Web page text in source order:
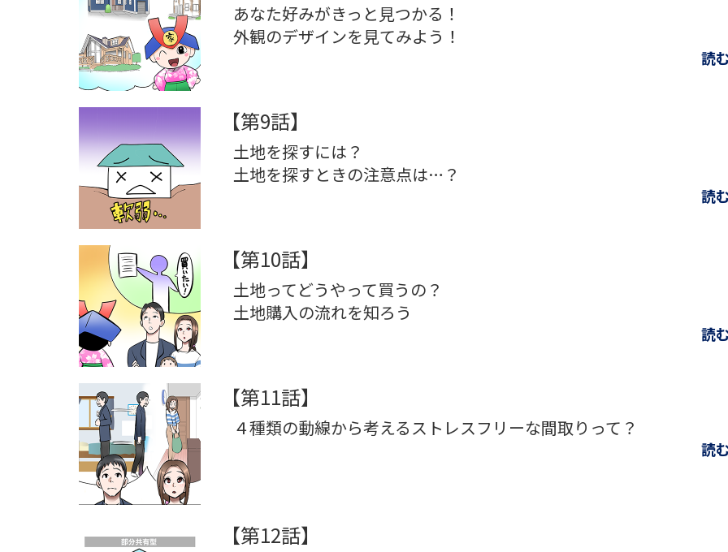
あなた好みがきっと見つかる！
外観のデザインを見てみよう！
読
【第9話】
土地を探すには？
土地を探すときの注意点は…？
読
【第10話】
土地ってどうやって買うの？
土地購入の流れを知ろう
読
【第11話】
４種類の動線から考えるストレスフリーな間取りって？
読
【第12話】